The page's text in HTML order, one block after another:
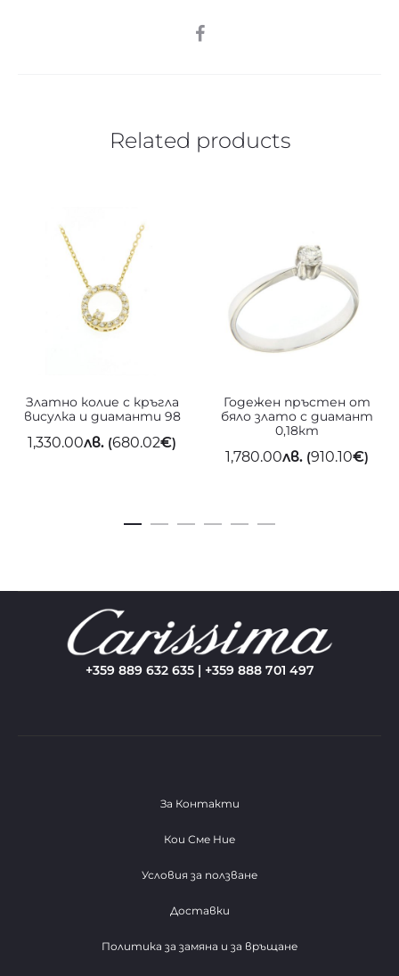
SHARE
Related products
Златно колие с кръгла
висулка и диаманти 98
1,330.00лв. (680.02€)
Годежен пръстен от
бяло злато с диамант
0,18кт
1,780.00лв. (910.10€)
+359 889 632 635 | +359 888 701 497
За Контакти
Кои Сме Ние
Условия за ползване
Доставки
Политика за замяна и за връщане